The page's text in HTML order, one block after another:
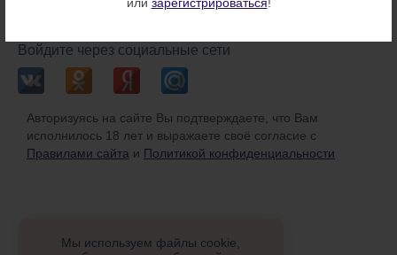
Войдите через социальные сети
Авторизуясь на сайте Вы подтверждаете, что Вам
исполнилось 18 лет и выражаете своё согласие с
Правилами сайта и Политикой конфиденциальности
Мы используем файлы cookie,